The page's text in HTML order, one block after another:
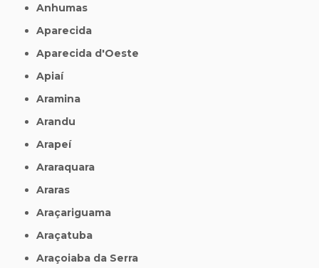
Anhumas
Aparecida
Aparecida d'Oeste
Apiaí
Aramina
Arandu
Arapeí
Araraquara
Araras
Araçariguama
Araçatuba
Araçoiaba da Serra